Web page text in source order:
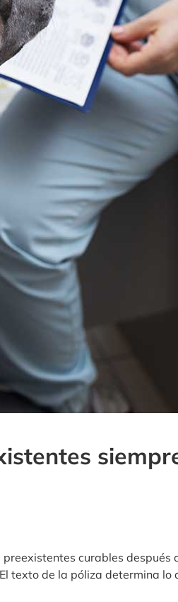
curables después
texto de la póliza determina lo